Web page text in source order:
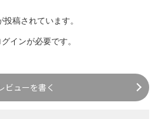
稿されています。
グインが必要です。
ビューを書く